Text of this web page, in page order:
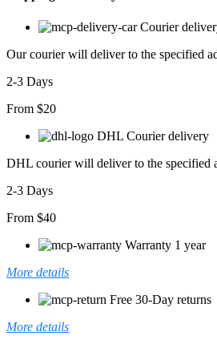
Courier
Our courier will deliver to the specified
2-3 Days
From $20
DHL Courier delivery
DHL courier will deliver to the specified
2-3 Days
From $40
Warranty 1 year
More details
Free 30-Day returns
More details